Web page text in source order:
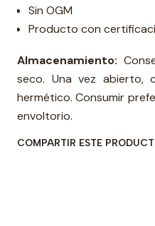
Sin OGM
Producto con
Almacenamiento:
seco. Una vez abierto,
hermético. Consumir
envoltorio.
COMPARTIR ESTE